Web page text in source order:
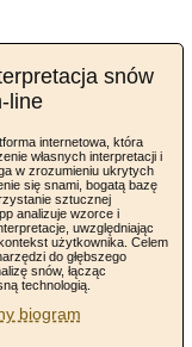
snów
line
internetowa, która
własnych interpretacji i
w zrozumieniu ukrytych
się snami, bogatą bazę
sztucznej
analizuje wzorce i
uwzględniając
użytkownika. Celem
do głębszego
snów, łącząc
technologią.
biogram